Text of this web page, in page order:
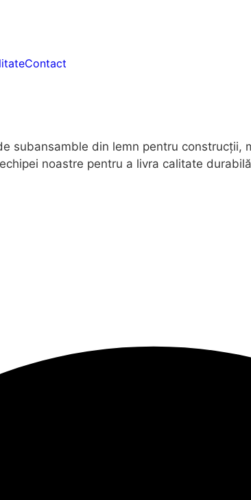
Contact
subansamble din lemn pentru construcții,
noastre pentru a livra calitate